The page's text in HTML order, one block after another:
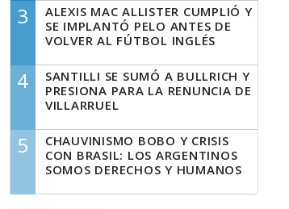
3
ALEXIS MAC ALLISTER CUMPLIÓ Y
SE IMPLANTÓ PELO ANTES DE
VOLVER AL FÚTBOL INGLÉS
4
SANTILLI SE SUMÓ A BULLRICH Y
PRESIONA PARA LA RENUNCIA DE
VILLARRUEL
5
CHAUVINISMO BOBO Y CRISIS
CON BRASIL: LOS ARGENTINOS
SOMOS DERECHOS Y HUMANOS